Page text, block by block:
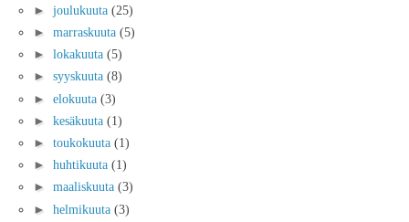
► joulukuuta (25)
► marraskuuta (5)
► lokakuuta (5)
► syyskuuta (8)
► elokuuta (3)
► kesäkuuta (1)
► toukokuuta (1)
► huhtikuuta (1)
► maaliskuuta (3)
► helmikuuta (3)